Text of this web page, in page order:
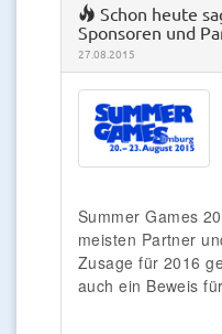
Schon heute
Sponsoren und
27.08.2015
Summer Games
meisten Partner
Zusage für 2016
auch ein Beweis